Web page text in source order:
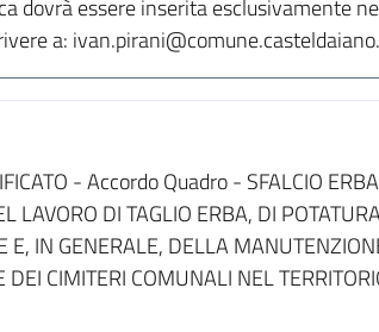
dovrà essere inserita esclusivamente
a:
- Accordo Quadro - SFALCIO
LAVORO DI TAGLIO ERBA, DI
E, IN GENERALE, DELLA
DEI CIMITERI COMUNALI NEL